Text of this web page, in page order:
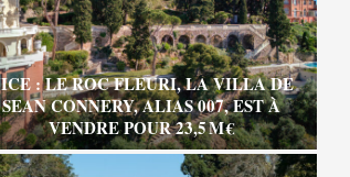
: LE ROC FLEURI, LA VILLA DE
SEAN CONNERY, ALIAS 007, EST À
VENDRE POUR 23,5 M €